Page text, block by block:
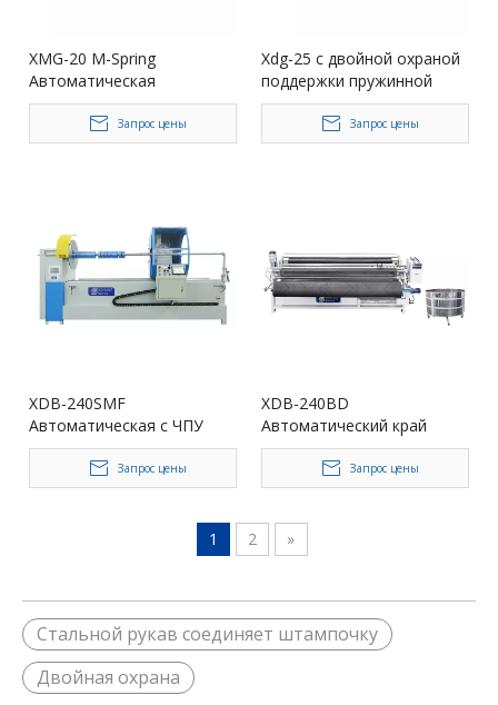
XMG-20 M-Spring
Автоматическая
пружинная машина с ЧПУ
Запрос цены
Xdg-25 с двойной охраной
поддержки пружинной
машины
Запрос цены
XDB-240SMF
Автоматическая с ЧПУ
Запрос цены
XDB-240BD
Автоматический край
Запрос цены
1 2 »
Стальной рукав соединяет штампочку
Двойная охрана